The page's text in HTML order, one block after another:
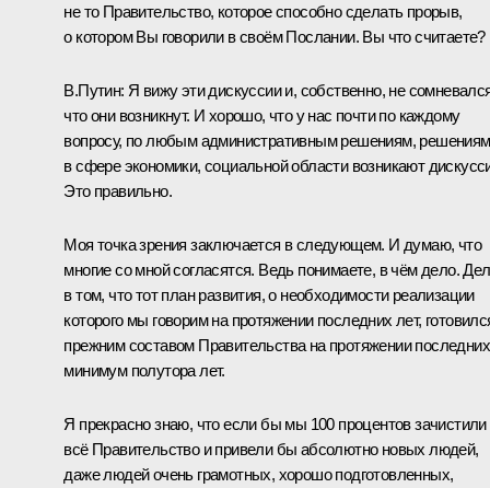
не то Правительство, которое способно сделать прорыв,
о котором Вы говорили в своём Послании. Вы что считаете?
В.Путин: Я вижу эти дискуссии и, собственно, не
что они возникнут. И хорошо, что у нас почти по каждому
вопросу, по любым административным решениям, решениям
в сфере экономики, социальной области возникают
Это правильно.
Моя точка зрения заключается в следующем. И думаю, что
многие со мной согласятся. Ведь понимаете, в чём дело.
в том, что тот план развития, о необходимости реализации
которого мы говорим на протяжении последних лет,
прежним составом Правительства на протяжении последних
минимум полутора лет.
Я прекрасно знаю, что если бы мы 100 процентов зачистили
всё Правительство и привели бы абсолютно новых людей,
даже людей очень грамотных, хорошо подготовленных,